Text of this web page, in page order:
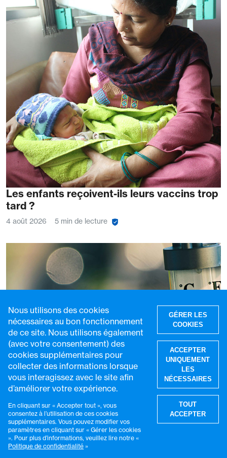
Les enfants reçoivent-ils leurs vaccins trop
tard ?
4 août 2026 5 min de lecture
Nous utilisons des cookies
nécessaires au bon fonctionnement
de ce site. Nous utilisons également
(avec votre consentement) des
cookies supplémentaires pour
collecter des informations lorsque
vous interagissez avec le site afin
d’améliorer votre expérience.
En cliquant sur « Accepter tout », vous
consentez à l’utilisation de ces cookies
supplémentaires. Vous pouvez modifier vos
paramètres en cliquant sur « Gérer les cookies
». Pour plus d’informations, veuillez lire notre «
Politique de confidentialité »
GÉRER LES
COOKIES
ACCEPTER
UNIQUEMENT
LES
NÉCESSAIRES
TOUT
ACCEPTER